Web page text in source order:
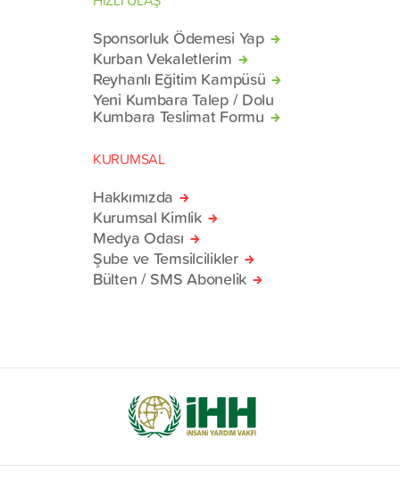
Sponsorluk Ödemesi Yap
Kurban Vekaletlerim
Reyhanlı Eğitim Kampüsü
Yeni Kumbara Talep / Dolu
Kumbara Teslimat Formu
KURUMSAL
Hakkımızda
Kurumsal Kimlik
Medya Odası
Şube ve Temsilcilikler
Bülten / SMS Abonelik